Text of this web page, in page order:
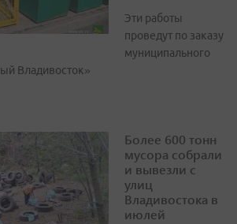
Эти работы
проведут по заказу
муниципального
Владивосток»
Более 600 тонн
мусора собрали
и вывезли с
улиц
Владивостока в
июлей